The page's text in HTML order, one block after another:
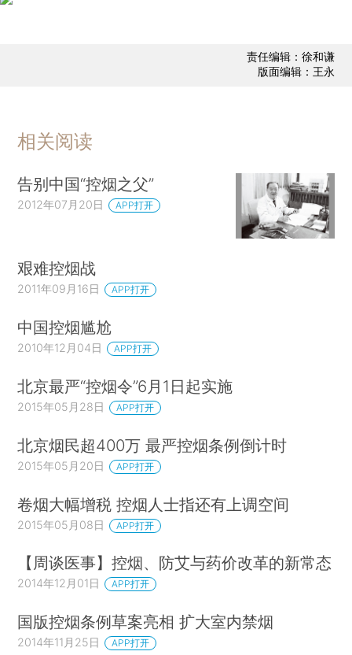
责任编辑：徐和谦
版面编辑：王永
相关阅读
告别中国“控烟之父”
2012年07月20日 APP打开
艰难控烟战
2011年09月16日 APP打开
中国控烟尴尬
2010年12月04日 APP打开
北京最严“控烟令”6月1日起实施
2015年05月28日 APP打开
北京烟民超400万 最严控烟条例倒计时
2015年05月20日 APP打开
卷烟大幅增税 控烟人士指还有上调空间
2015年05月08日 APP打开
【周谈医事】控烟、防艾与药价改革的新常态
2014年12月01日 APP打开
国版控烟条例草案亮相 扩大室内禁烟
2014年11月25日 APP打开